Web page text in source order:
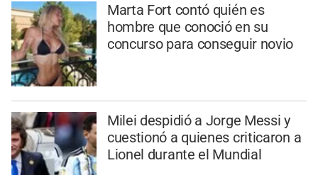
Marta Fort contó quién es
hombre que conoció en su
concurso para conseguir novio
Milei despidió a Jorge Messi y
cuestionó a quienes criticaron a
Lionel durante el Mundial